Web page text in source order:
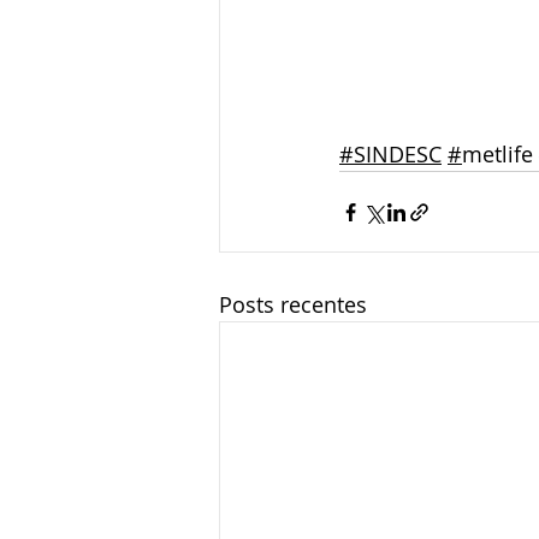
#SINDESC #metlife
Posts recentes